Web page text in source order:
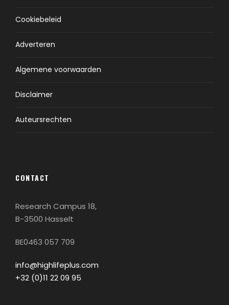
Cookiebeleid
Adverteren
Algemene voorwaarden
Disclaimer
Auteursrechten
CONTACT
Research Campus 18,
B-3500 Hasselt
BE0463 057 709
info@highlifeplus.com
+32 (0)11 22 09 95